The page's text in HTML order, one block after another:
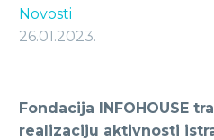
Novosti
26.01.2023.
Fondacija INFOHOUSE
realizaciju aktivnosti